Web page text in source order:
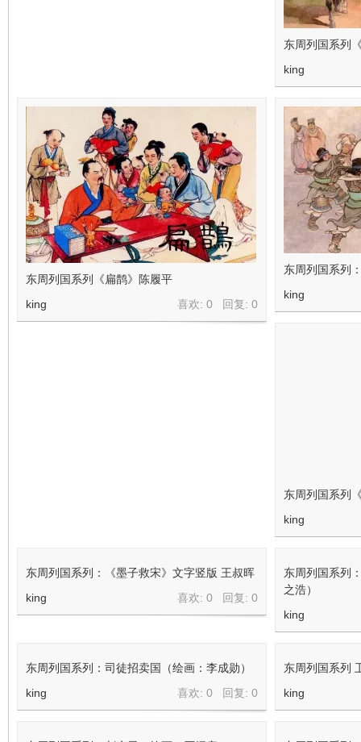
东周列国系列
king
东周列国系列《扁鹊》陈履平
喜欢: 0 回复: 0
king
东周列国系列
king
东周列国系列
king